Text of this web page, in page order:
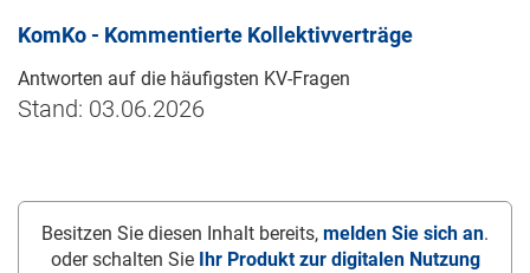
KomKo - Kommentierte Kollektivverträge
Antworten auf die häufigsten KV-Fragen
Stand: 03.06.2026
Besitzen Sie diesen Inhalt bereits, melden Sie sich an.
oder schalten Sie
Ihr Produkt zur digitalen Nutzung